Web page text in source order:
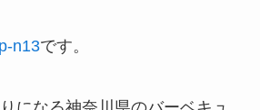
n13です。